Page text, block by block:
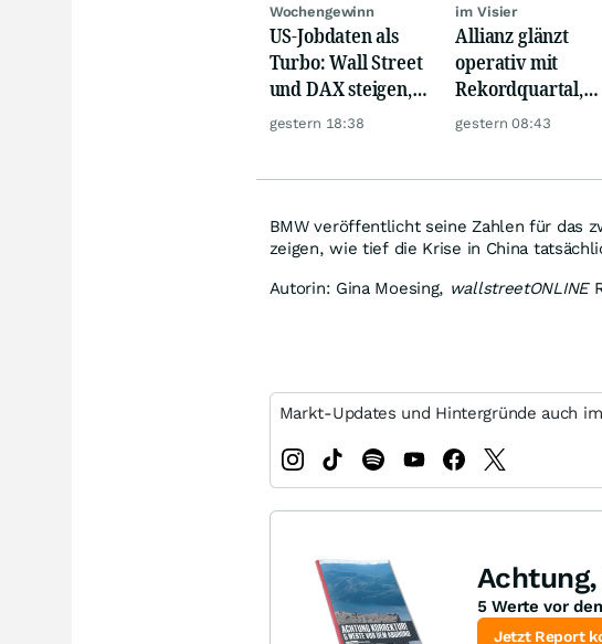
Wochengewinn
US-Jobdaten als
Turbo: Wall Street
und DAX steigen,
Gold glänzt
gestern 18:38
im Visier
Allianz glänzt
operativ mit
Rekordquartal,
doch KI-Kosten
gestern 08:43
BMW veröffentlicht seine Zahlen für das
zeigen, wie tief die Krise in China
Autorin: Gina Moesing, wallstreetONLINE
Markt-Updates und Hintergründe auch
5 Werte vor
Jetzt Report